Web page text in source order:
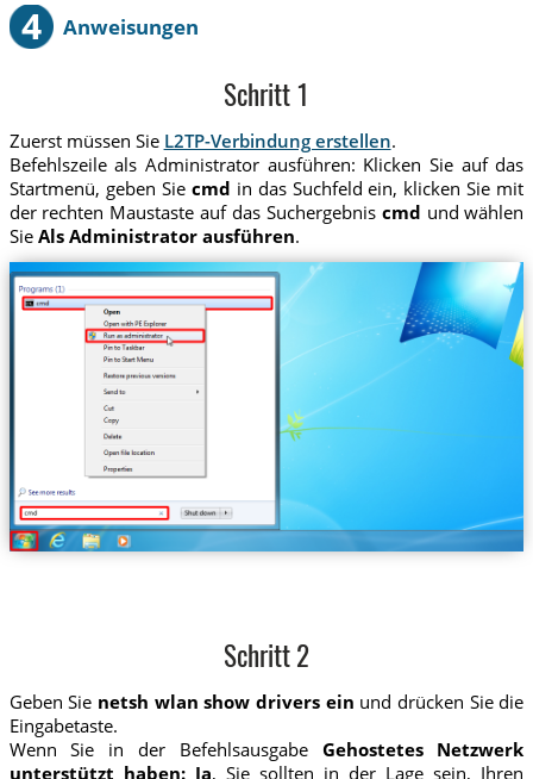
4 Anweisungen
Schritt 1
Zuerst müssen Sie L2TP-Verbindung erstellen.
Befehlszeile als Administrator ausführen: Klicken Sie auf das
Startmenü, geben Sie cmd in das Suchfeld ein, klicken Sie mit
der rechten Maustaste auf das Suchergebnis cmd und wählen
Sie Als Administrator ausführen.
Schritt 2
Geben Sie netsh wlan show drivers ein und drücken Sie die
Eingabetaste.
Wenn Sie in der Befehlsausgabe Gehostetes Netzwerk
unterstützt haben: Ja, Sie sollten in der Lage sein, Ihren